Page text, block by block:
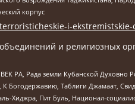
корпус
i-
и религиозных
РА, Рада земли Кубанской
Богодержавию, Таблиги Джамаат,
Хиджра, Пит Буль, Национал-